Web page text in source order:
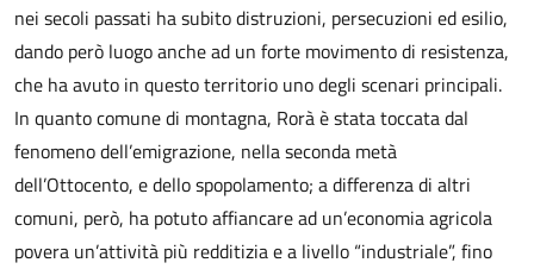
nei secoli passati ha subito distruzioni, persecuzioni ed esilio,
dando però luogo anche ad un forte movimento di resistenza,
che ha avuto in questo territorio uno degli scenari principali.
In quanto comune di montagna, Rorà è stata toccata dal
fenomeno dell’emigrazione, nella seconda metà
dell’Ottocento, e dello spopolamento; a differenza di altri
comuni, però, ha potuto affiancare ad un’economia agricola
povera un’attività più redditizia e a livello “industriale”, fino